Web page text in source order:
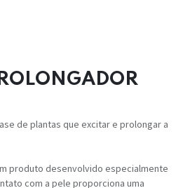
de plantas que excitar e prolongar a
produto desenvolvido especialmente
com a pele proporciona uma